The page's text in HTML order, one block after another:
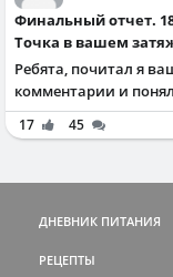
Финальный отчет. 185/75.5.
Точка в вашем
Ребята, почитал я
комментарии и
17 45
ДНЕВНИК ПИТАНИЯ
РЕЦЕПТЫ